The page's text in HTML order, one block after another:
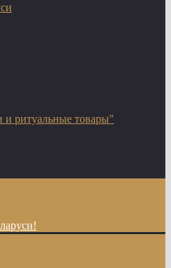
ритуальные товары"